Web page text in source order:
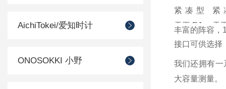
AichiTokei/爱知时计
ONOSOKKI 小野
丰富的阵容，
接口可供选择
我们还拥有一
大容量测量。